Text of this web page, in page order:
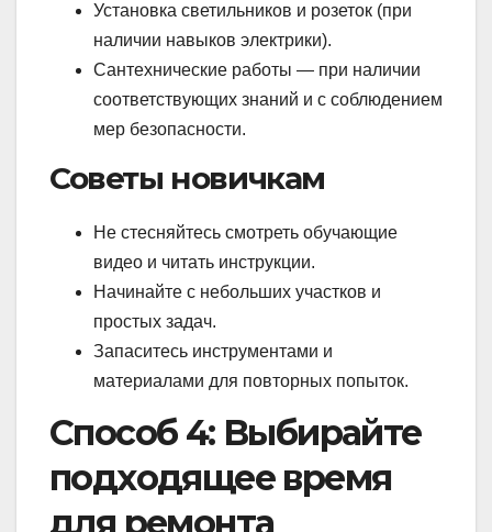
Установка светильников и розеток (при
наличии навыков электрики).
Сантехнические работы — при наличии
соответствующих знаний и с соблюдением
мер безопасности.
Советы новичкам
Не стесняйтесь смотреть обучающие
видео и читать инструкции.
Начинайте с небольших участков и
простых задач.
Запаситесь инструментами и
материалами для повторных попыток.
Способ 4: Выбирайте
подходящее время
для ремонта